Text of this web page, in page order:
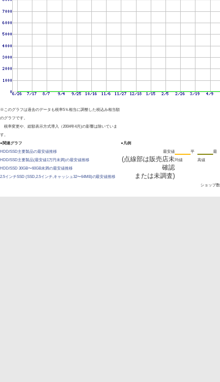
※このグラフは過去のデータも税率5％相当に調整した税込み相当額
のグラフです。
税率変更や、総額表示方式導入（2004年4月)の影響は除いていま
す。
●関連グラフ
HDD/SSD主要製品の最安値推移
HDD/SSD主要製品(最安値1万円未満)の最安値推移
HDD/SSD 30GB〜60GB未満の最安値推移
2.5インチSSD (SSD,2.5インチ,キャッシュ32〜64MB)の最安値推移
●凡例
最安値
(点線部は販売店未
確認
または未調査)
平
均値
最
高値
ショップ数